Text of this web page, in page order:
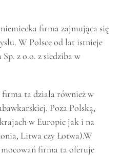
firma zajmująca się
W Polsce od lat istnieje
z o.o. z siedziba w
ta działa również w
Poza Polską,
w Europie jak i na
Litwa czy Łotwa).W
firma ta oferuje